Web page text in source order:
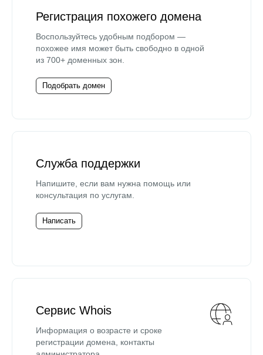
Регистрация похожего домена
Воспользуйтесь удобным подбором —
похожее имя может быть свободно в одной
из 700+ доменных зон.
Подобрать домен
Служба поддержки
Напишите, если вам нужна помощь или
консультация по услугам.
Написать
Сервис Whois
Информация о возрасте и сроке
регистрации домена, контакты